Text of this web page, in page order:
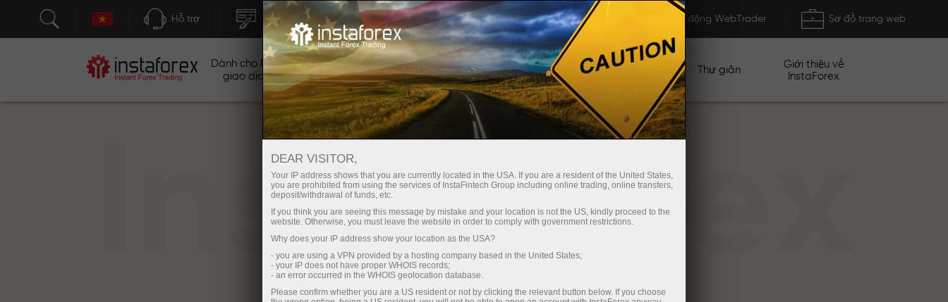
Hỗ trợ Mở tài khoản ngay lập tức Tải nền tảng giao dịch Metatrader Khởi động WebTrader Sơ đồ trang web
Dành cho Nhà
giao dịch
Cho người mới
bắt đầu
Dành cho nhà
đầu tư
Dành cho đối tác Các chiến dịch Thư giãn
Giới thiệu về
InstaForex
InstaForex
DEAR VISITOR,
Your IP address shows that you are currently located in the USA. If you are a resident of the United States,
you are prohibited from using the services of InstaFintech Group including online trading, online transfers,
deposit/withdrawal of funds, etc.
If you think you are seeing this message by mistake and your location is not the US, kindly proceed to the
website. Otherwise, you must leave the website in order to comply with government restrictions.
Why does your IP address show your location as the USA?
- you are using a VPN provided by a hosting company based in the United States;
- your IP does not have proper WHOIS records;
- an error occurred in the WHOIS geolocation database.
Please confirm whether you are a US resident or not by clicking the relevant button below. If you choose